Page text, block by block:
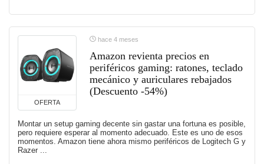
OFERTA
hace 4 meses
Amazon revienta precios en
periféricos gaming: ratones, teclado
mecánico y auriculares rebajados
(Descuento -54%)
Montar un setup gaming decente sin gastar una fortuna es posible,
pero requiere esperar al momento adecuado. Este es uno de esos
momentos. Amazon tiene ahora mismo periféricos de Logitech G y
Razer ...